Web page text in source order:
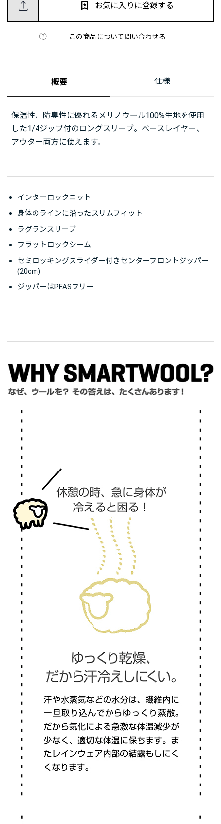
この商品について問い合わせる
お気に入りに登録する
概要 仕様
保温性、防臭性に優れるメリノウール100%生地を使用
した1/4ジップ付のロングスリーブ。ベースレイヤー、
アウター両方に使えます。
インターロックニット
身体のラインに沿ったスリムフィット
ラグランスリーブ
フラットロックシーム
セミロッキングスライダー付きセンターフロントジッパー
(20cm)
ジッパーはPFASフリー